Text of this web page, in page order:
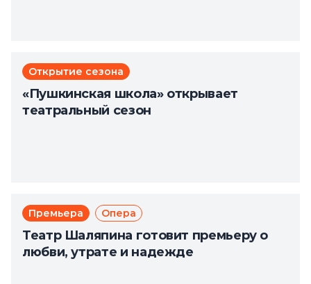
Открытие сезона
«Пушкинская школа» открывает
театральный сезон
Премьера Опера
Театр Шаляпина готовит премьеру о
любви, утрате и надежде